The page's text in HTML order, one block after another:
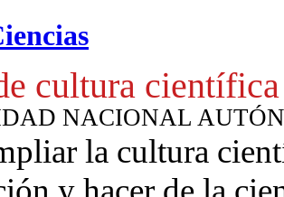
cultura científica
NACIONAL
la cultura